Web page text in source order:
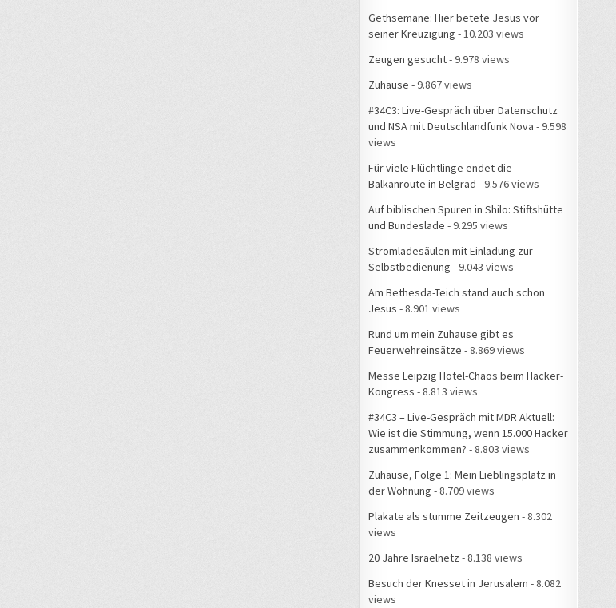
Gethsemane: Hier betete Jesus vor
seiner Kreuzigung - 10.203 views
Zeugen gesucht- 9.978 views
Zuhause - 9.867 views
#34C3: Live-Gespräch über Datenschutz
und NSA mit Deutschlandfunk Nova - 9.598
views
Für viele Flüchtlinge endet die
Balkanroute in Belgrad - 9.576 views
Auf biblischen Spuren in Shilo: Stiftshütte
und Bundeslade - 9.295 views
Stromladesäulen mit Einladung zur
Selbstbedienung - 9.043 views
Am Bethesda-Teich stand auch schon
Jesus - 8.901 views
Rund um mein Zuhause gibt es
Feuerwehreinsätze - 8.869 views
Messe Leipzig Hotel-Chaos beim Hacker-
Kongress - 8.813 views
#34C3 – Live-Gespräch mit MDR Aktuell:
Wie ist die Stimmung, wenn 15.000 Hacker
zusammenkommen? - 8.803 views
Zuhause, Folge 1: Mein Lieblingsplatz in
der Wohnung - 8.709 views
Plakate als stumme Zeitzeugen - 8.302
views
20 Jahre Israelnetz - 8.138 views
Besuch der Knesset in Jerusalem - 8.082
views